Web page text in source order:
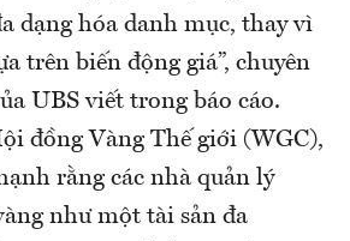
dạng hóa danh mục, thay vì
trên biến động giá”, chuyên
UBS viết trong báo cáo.
đồng Vàng Thế giới (WGC),
rằng các nhà quản lý
như một tài sản đa